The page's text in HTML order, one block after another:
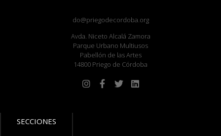
do@priegodecordoba.org
Avda. Niceto Alcalá Zamora
Parque Urbano Multiusos
Pabellón de las Artes
14800 Priego de Córdoba
SECCIONES